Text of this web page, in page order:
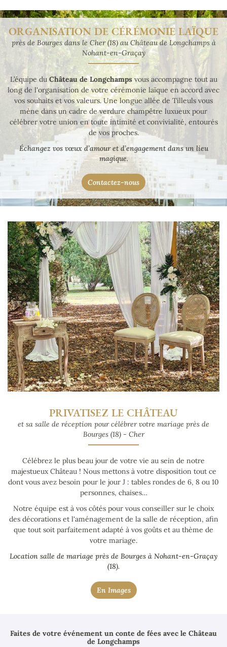
Accueil
privés
professionnels
Gîte
En images
Livre d’or
Contact
Une
06 42 25 24
Restez
Inscription
Rejoignez-
ORGANISATION DE CÉRÉMONIE LAÏQUE
près de Bourges dans le Cher (18) au Château de Longchamps à
Nohant-en-Graçay
L’équipe du Château de Longchampsvous accompagne tout au
long de l'organisation de votre cérémonie laïque en accord avec
vos souhaits et vos valeurs. Une longue allée de Tilleuls vous
mène dans un cadre de verdure champêtre luxueux pour
célébrer votre union en toute intimité et convivialité, entourés
de vos proches.
Échangez vos vœux d’amour et d’engagement dans un lieu
magique.
Contactez-nous
PRIVATISEZ LE CHÂTEAU
et sa salle de réception pour célébrer votre mariage près de
Bourges (18) - Cher
Célébrez le plus beau jour de votre vie au sein de notre
majestueux Château ! Nous mettons à votre disposition tout ce
dont vous avez besoin pour le jour J : tables rondes de 6, 8 ou 10
personnes, chaises…
Notre équipe est à vos côtés pour vous conseiller sur le choix
des décorations et l'aménagement de la salle de réception, afin
que tout soit parfaitement adapté à vos goûts et au thème de
votre mariage.
Location salle de mariage près de Bourges à Nohant-en-Graçay
(18).
En Images
Faites de votre événement un conte de fées avec le Château
de Longchamps